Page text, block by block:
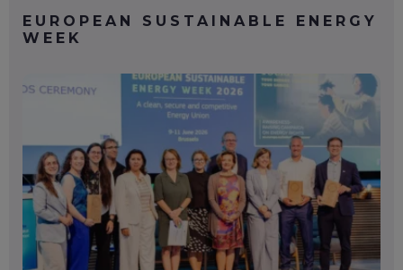
EUROPEAN SUSTAINABLE ENERGY
WEEK